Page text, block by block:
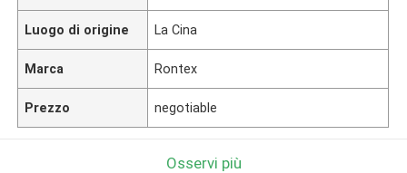
Luogo di origine La Cina
Marca Rontex
Prezzo negotiable
Osservi più